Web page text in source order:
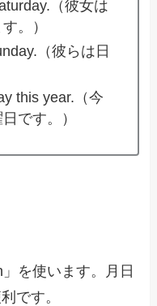
（彼女は
。）
（彼らは日
this year.（今
です。）
を使います。月日
です。